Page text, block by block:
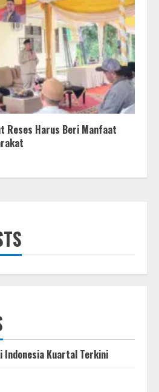
Reses Harus Beri Manfaat
Indonesia Kuartal Terkini